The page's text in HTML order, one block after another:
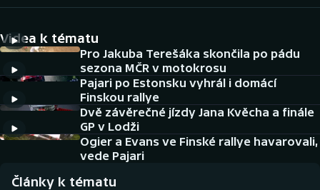
Atletika
Cyklistika
DALŠÍ SPORTY
Americký fotbal
Baseball a softbal
Basketbal
NEPŘEHLÉDNĚTE
Soutěže
Historické návraty
Videa k tématu
Pro Jakuba Terešáka skončila po pádu
sezona MČR v motokrosu
Pajari po Estonsku vyhrál i domácí
Finskou rallye
Dvě závěrečné jízdy Jana Kvěcha a finále
GP v Lodži
Ogier a Evans ve Finské rallye havarovali,
vede Pajari
Články k tématu